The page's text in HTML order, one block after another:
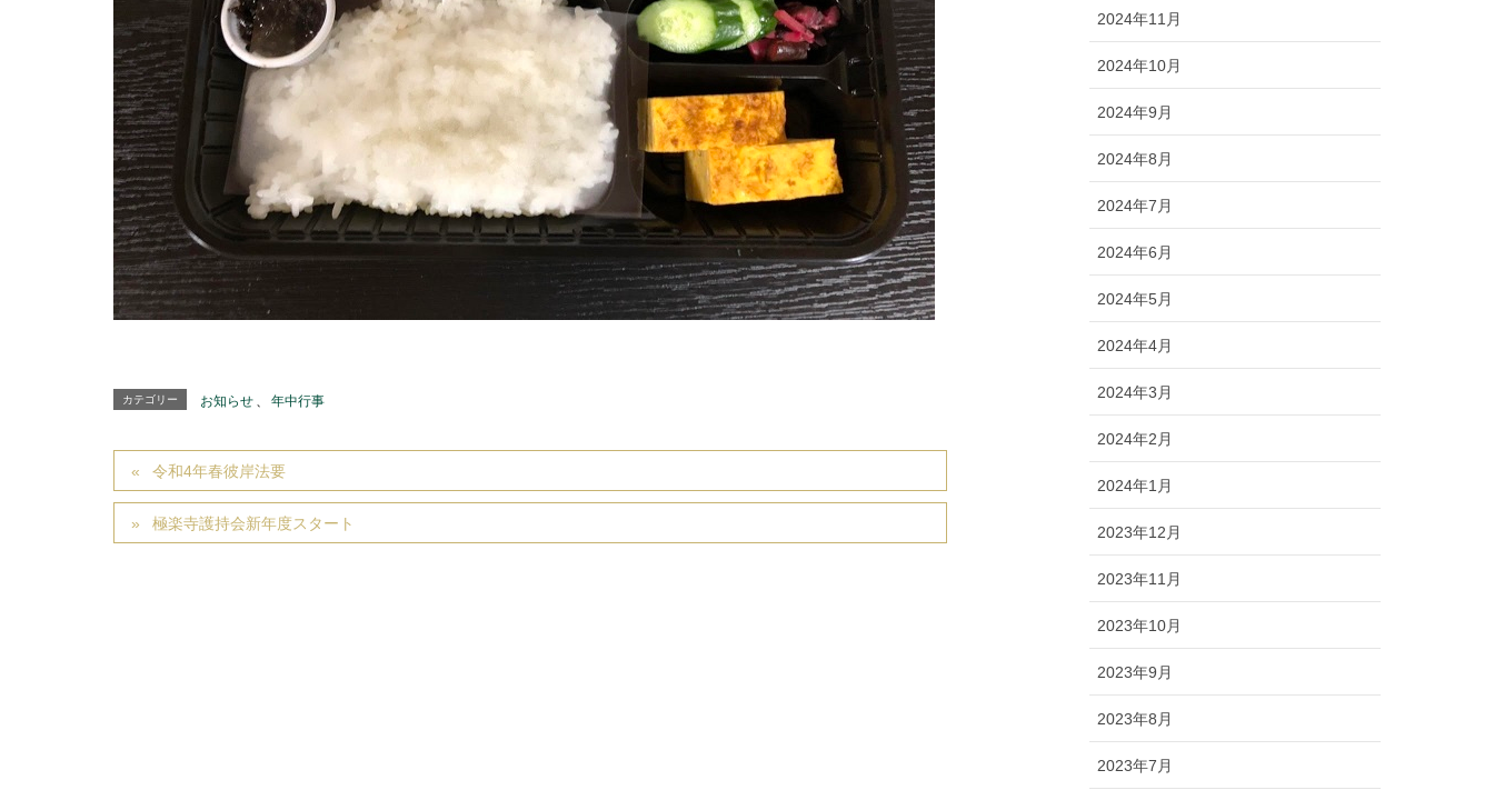
カテゴリー お知らせ 、 年中行事
令和4年春彼岸法要
極楽寺護持会新年度スタート
2024年11月
2024年10月
2024年9月
2024年8月
2024年7月
2024年6月
2024年5月
2024年4月
2024年3月
2024年2月
2024年1月
2023年12月
2023年11月
2023年10月
2023年9月
2023年8月
2023年7月